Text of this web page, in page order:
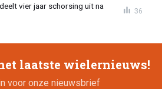
vier jaar schorsing uit na
36
laatste wielernieuws!
voor onze nieuwsbrief